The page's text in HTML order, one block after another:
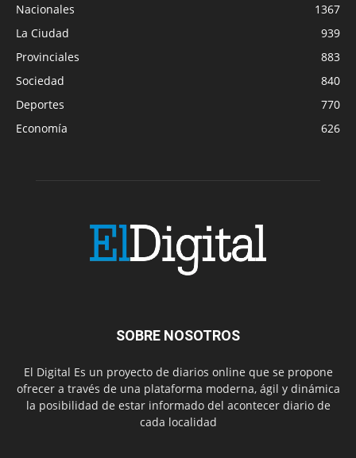
Nacionales
1367
La Ciudad
939
Provinciales
883
Sociedad
840
Deportes
770
Economía
626
SOBRE NOSOTROS
El Digital Es un proyecto de diarios online que se propone
ofrecer a través de una plataforma moderna, ágil y dinámica
la posibilidad de estar informado del acontecer diario de
cada localidad